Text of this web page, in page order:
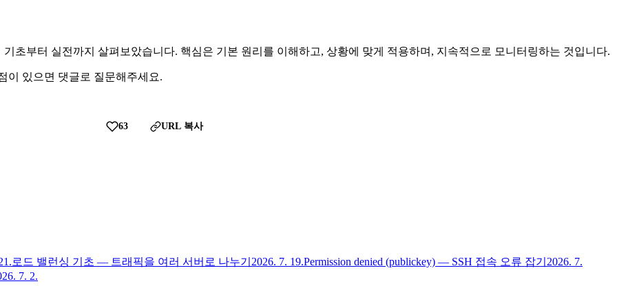
기초부터 실전까지 살펴보았습니다. 핵심은 기본 원리를 이해하고, 상황에 맞게 적용하며, 지속적으로 모니터링하는 것입니다.
이 있으면 댓글로 질문해주세요.
63 URL 복사
로드 밸런싱 기초 — 트래픽을 여러 서버로 나누기 2026. 7. 19.Permission denied (publickey) — SSH 접속 오류 잡기 2026. 7.
7. 2.